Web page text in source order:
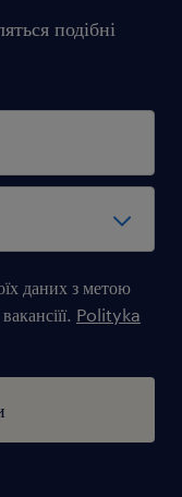
подібні
даних з метою
Polityka